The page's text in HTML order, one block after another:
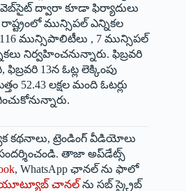
ద్వారా కూడా ఫిర్యాదులు
మున్సిపల్ ఎన్నికల
మున్సిపాలిటీలు , 7 మున్సిపల్
నిర్వహించనున్నారు. ఫిబ్రవరి
13న ఓట్ల లెక్కింపు
52.43 లక్షల మంది ఓటర్లు
కథనాలు, ట్రెండింగ్ వీడియోలు
తాజా అప్‌డేట్స్
, WhatsApp ఛానల్ ను ఫాలో
చానల్ ను సబ్ స్క్రైబ్